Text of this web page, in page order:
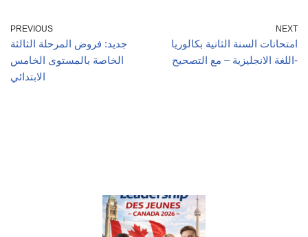
PREVIOUS
جديد: فروض المرحلة الثالثة
الخاصة بالمستوى الخامس
الابتدائي
NEXT
امتحانات السنة الثانية بكالوريا
اللغة الانجليزية – مع التصحيح-